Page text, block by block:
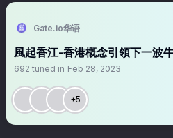
Gate.io华语
風起香江-香港概念引領下一波
692 tuned in Feb 28, 2023
+5